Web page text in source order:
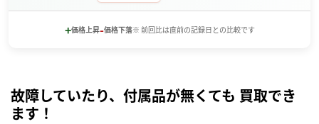
+価格上昇-価格下落※ 前回比は直前の記録日との比較です
故障していたり、付属品が無くても 買取でき
ます！